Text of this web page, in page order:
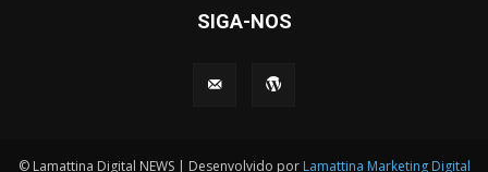
SIGA-NOS
© Lamattina Digital NEWS | Desenvolvido por Lamattina Marketing Digital